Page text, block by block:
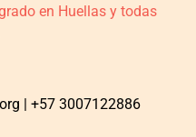
en Huellas y todas
| +57 3007122886